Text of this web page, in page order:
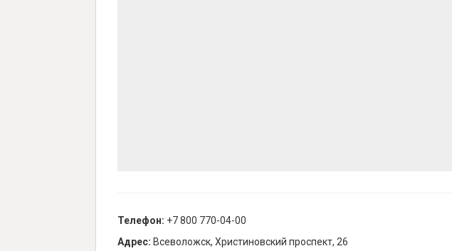
Телефон: +7 800 770-04-00
Адрес: Всеволожск, Христиновский проспект, 26